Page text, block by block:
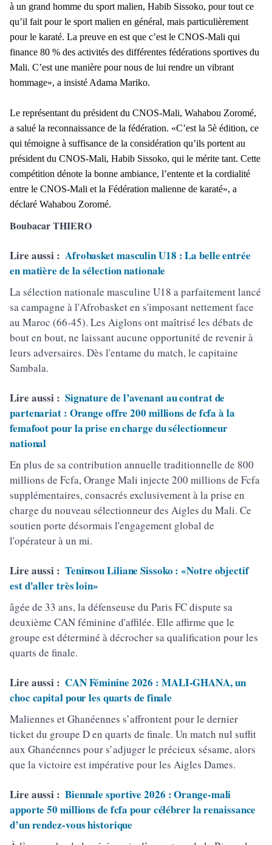
à un grand homme du sport malien, Habib Sissoko, pour tout ce
qu’il fait pour le sport malien en général, mais particulièrement
pour le karaté. La preuve en est que c’est le CNOS-Mali qui
finance 80 % des activités des différentes fédérations sportives du
Mali. C’est une manière pour nous de lui rendre un vibrant
hommage», a insisté Adama Mariko.
Le représentant du président du CNOS-Mali, Wahabou Zoromé,
a salué la reconnaissance de la fédération. «C’est la 5è édition, ce
qui témoigne à suffisance de la considération qu’ils portent au
président du CNOS-Mali, Habib Sissoko, qui le mérite tant. Cette
compétition dénote la bonne ambiance, l’entente et la cordialité
entre le CNOS-Mali et la Fédération malienne de karaté», a
déclaré Wahabou Zoromé.
Boubacar THIERO
Lire aussi : Afrobasket masculin U18 : La belle entrée
en matière de la sélection nationale
La sélection nationale masculine U18 a parfaitement lancé
sa campagne à l'Afrobasket en s'imposant nettement face
au Maroc (66-45). Les Aiglons ont maîtrisé les débats de
bout en bout, ne laissant aucune opportunité de revenir à
leurs adversaires. Dès l'entame du match, le capitaine
Sambala.
Lire aussi : Signature de l’avenant au contrat de
partenariat : Orange offre 200 millions de fcfa à la
femafoot pour la prise en charge du sélectionneur
national
En plus de sa contribution annuelle traditionnelle de 800
millions de Fcfa, Orange Mali injecte 200 millions de Fcfa
supplémentaires, consacrés exclusivement à la prise en
charge du nouveau sélectionneur des Aigles du Mali. Ce
soutien porte désormais l'engagement global de
l'opérateur à un mi.
Lire aussi : Teninsou Liliane Sissoko : «Notre objectif
est d'aller très loin»
âgée de 33 ans, la défenseuse du Paris FC dispute sa
deuxième CAN féminine d'affilée. Elle affirme que le
groupe est déterminé à décrocher sa qualification pour les
quarts de finale.
Lire aussi : CAN Féminine 2026 : MALI-GHANA, un
choc capital pour les quarts de finale
Maliennes et Ghanéennes s’affrontent pour le dernier
ticket du groupe D en quarts de finale. Un match nul suffit
aux Ghanéennes pour s’adjuger le précieux sésame, alors
que la victoire est impérative pour les Aigles Dames.
Lire aussi : Biennale sportive 2026 : Orange-mali
apporte 50 millions de fcfa pour célébrer la renaissance
d’un rendez-vous historique